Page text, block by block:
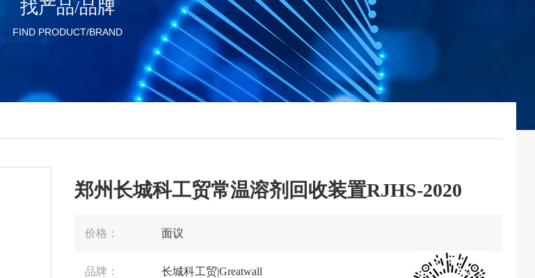
活动展会
行业新闻
分公司新闻
找产品/品牌
FIND PRODUCT/BRAND
郑州长城科工贸常温溶剂回收装置RJHS-2020
价格： 面议
品牌： 长城科工贸|Greatwall